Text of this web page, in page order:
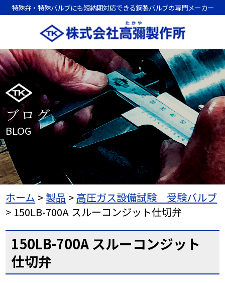
特殊弁・特殊バルブにも短納期対応できる鋼製バルブの専門メーカー
ブログ
BLOG
ホーム > 製品 > 高圧ガス設備試験 受験バルブ
> 150LB-700A スルーコンジット仕切弁
150LB-700A スルーコンジット
仕切弁